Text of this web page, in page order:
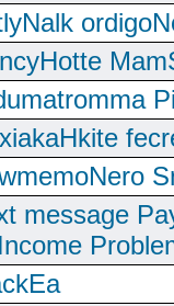
message